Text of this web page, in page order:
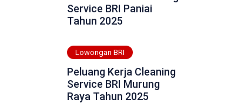
Service BRI Paniai
Tahun 2025
Lowongan BRI
Peluang Kerja Cleaning
Service BRI Murung
Raya Tahun 2025